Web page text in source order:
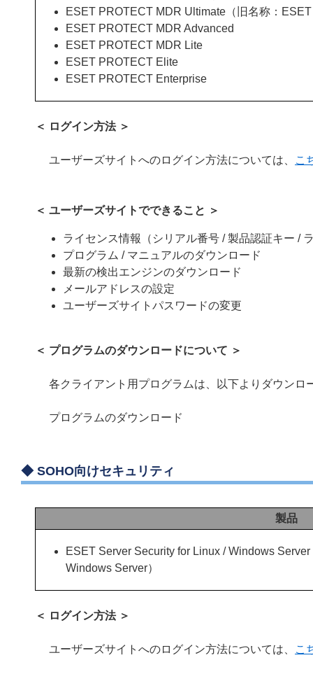
ESET PROTECT MDR Ultimate（旧名称：
ESET PROTECT MDR Advanced
ESET PROTECT MDR Lite
ESET PROTECT Elite
ESET PROTECT Enterprise
＜ ログイン方法 ＞
ユーザーズサイトへのログイン方法については、 こ
＜ ユーザーズサイトでできること ＞
ライセンス情報（シリアル番号 / 製品認証キー /
プログラム / マニュアルのダウンロード
最新の検出エンジンのダウンロード
メールアドレスの設定
ユーザーズサイトパスワードの変更
＜ プログラムのダウンロードについて ＞
各クライアント用プログラムは、以下よりダウンロ
プログラムのダウンロード
◆ SOHO向けセキュリティ
製品
ESET Server Security for Linux / Windows
Windows Server）
＜ ログイン方法 ＞
ユーザーズサイトへのログイン方法については、 こ